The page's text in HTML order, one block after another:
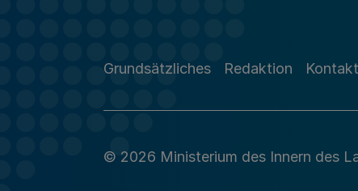
Grundsätzliches Redaktion Kontakt
© 2026 Ministerium des Innern des